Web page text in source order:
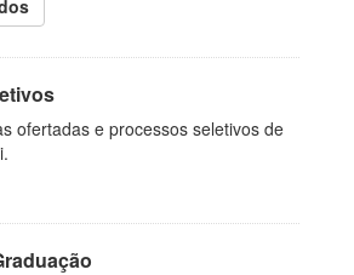
ofertadas e processos seletivos de